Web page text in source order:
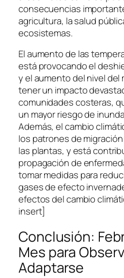
consecuencias
agricultura, la salud
ecosistemas.
El aumento de las
está provocando el
y el aumento del nivel del
tener un impacto
comunidades costeras,
un mayor riesgo de
Además, el cambio
los patrones de
las plantas, y está
propagación de
tomar medidas para
gases de efecto
efectos del cambio
insert]
Conclusión:
Mes para
Adaptarse